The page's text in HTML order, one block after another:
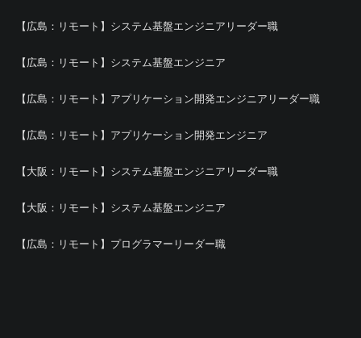
【広島：リモート】システム基盤エンジニアリーダー職
【広島：リモート】システム基盤エンジニア
【広島：リモート】アプリケーション開発エンジニアリーダー職
【広島：リモート】アプリケーション開発エンジニア
【大阪：リモート】システム基盤エンジニアリーダー職
【大阪：リモート】システム基盤エンジニア
【広島：リモート】プログラマーリーダー職